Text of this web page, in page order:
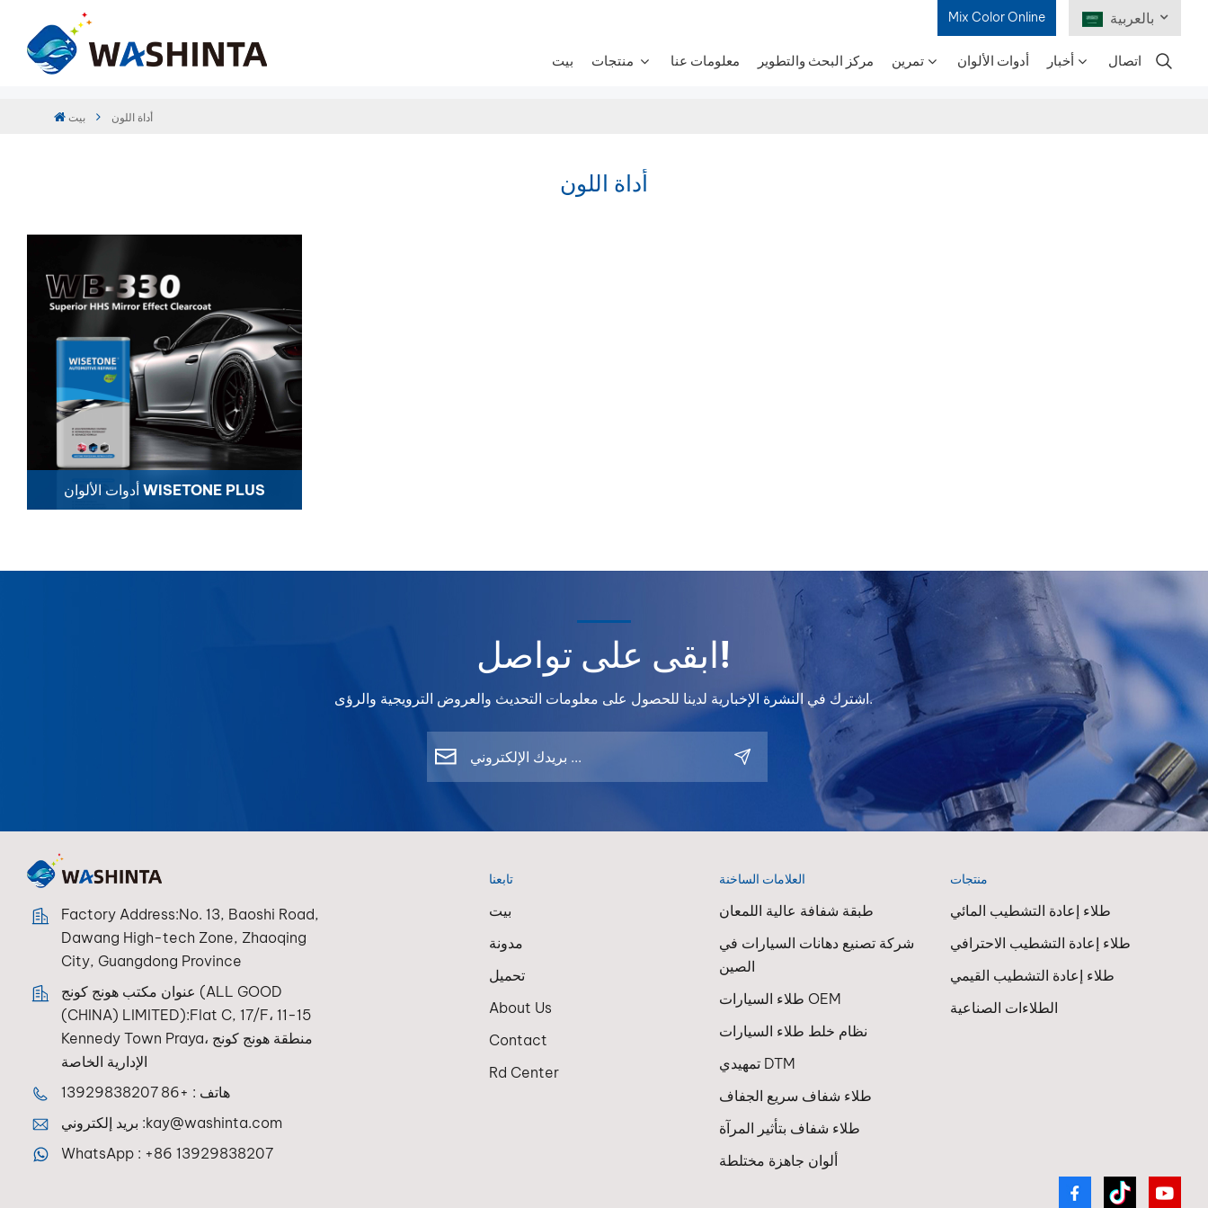
Mix Color Online بالعربية
بيت معلومات عنا مركز البحث والتطوير تمرين أدوات الألوان أخبار اتصال
بيت أداة اللون
أداة اللون
أدوات الألوان WISETONE PLUS
ابقى على تواصل!
اشترك في النشرة الإخبارية لدينا للحصول على معلومات التحديث والعروض الترويجية والرؤى.
Factory Address:No. 13, Baoshi Road,
Dawang High-tech Zone, Zhaoqing
City, Guangdong Province
عنوان مكتب هونج كونج (ALL GOOD
(CHINA) LIMITED):Flat C, 17/F، 11-15
Kennedy Town Praya، منطقة هونج كونج
الإدارية الخاصة
هاتف : +86 13929838207
بريد إلكتروني :kay@washinta.com
WhatsApp : +86 13929838207
منتجات
طلاء إعادة التشطيب المائي
طلاء إعادة التشطيب الاحترافي
طلاء إعادة التشطيب القيمي
الطلاءات الصناعية
العلامات الساخنة
طبقة شفافة عالية اللمعان
شركة تصنيع دهانات السيارات في
الصين
طلاء السيارات OEM
نظام خلط طلاء السيارات
تمهيدي DTM
طلاء شفاف سريع الجفاف
طلاء شفاف بتأثير المرآة
ألوان جاهزة مختلطة
تابعنا
بيت
مدونة
تحميل
About Us
Contact
Rd Center